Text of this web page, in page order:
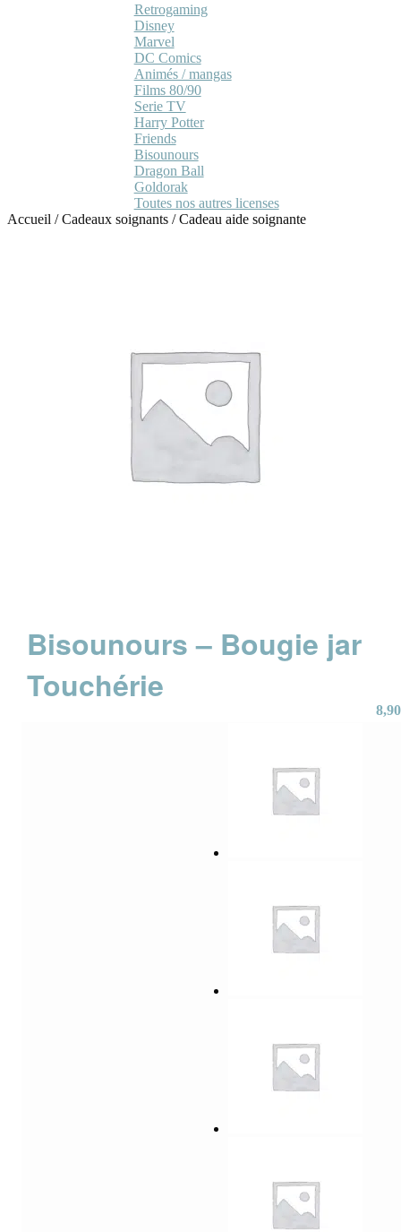
Retrogaming
Disney
Marvel
DC Comics
Animés / mangas
Films 80/90
Serie TV
Harry Potter
Friends
Bisounours
Dragon Ball
Goldorak
Toutes nos autres licenses
Accueil /Cadeaux soignants /Cadeau aide soignante
Bisounours – Bougie jar
Touchérie
8,90